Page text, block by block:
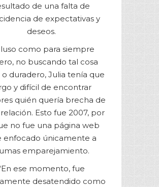
de una falta de
de expectativas y
deseos.
como para siempre
no buscando tal cosa
o duradero, Julia tenía que
y difícil de encontrar
quién quería brecha de
Esto fue 2007, por
no fue una página web
enfocado únicamente a
emparejamiento.
ese momento, fue
desatendido como